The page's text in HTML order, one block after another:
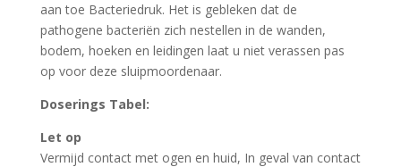
aan toe Bacteriedruk. Het is gebleken dat de
pathogene bacteriën zich nestellen in de wanden,
bodem, hoeken en leidingen laat u niet verassen pas
op voor deze sluipmoordenaar.
Doserings Tabel:
Let op
Vermijd contact met ogen en huid, In geval van contact